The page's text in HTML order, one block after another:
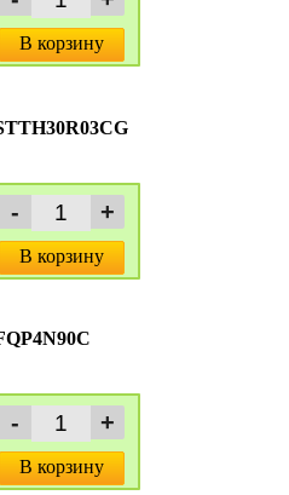
В корзину
В корзину
В корзину